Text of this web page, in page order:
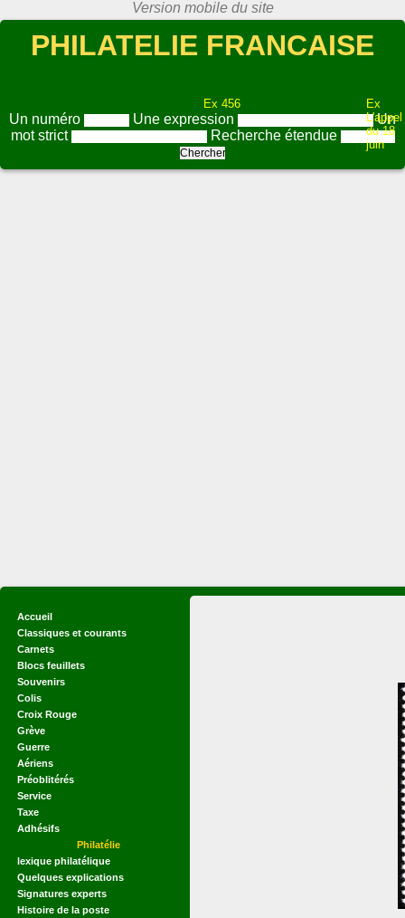
PHILATELIE FRANCAISE
Ex 456
Ex
L'appel
du 18
juin
Un numéro Une expression
Un
mot strict
Recherche étendue
Accueil
Classiques et courants
Carnets
Blocs feuillets
Souvenirs
Colis
Croix Rouge
Grève
Guerre
Aériens
Préoblitérés
Service
Taxe
Adhésifs
Philatélie
lexique philatélique
Quelques explications
Signatures experts
Histoire de la poste